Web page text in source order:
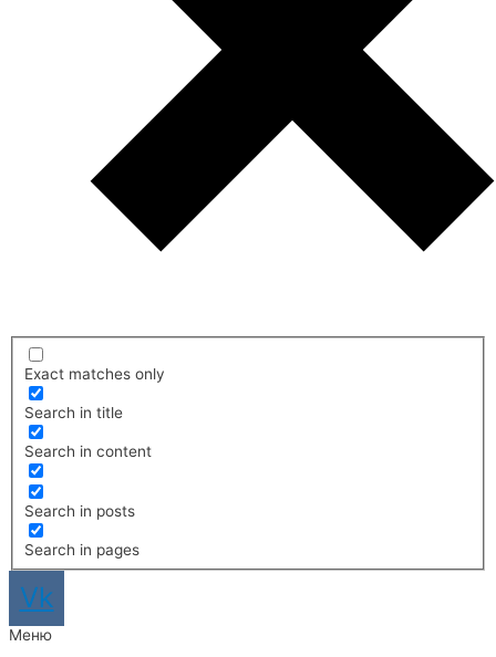
Exact matches only
Search in title
Search in content
Search in posts
Search in pages
Vk
Меню